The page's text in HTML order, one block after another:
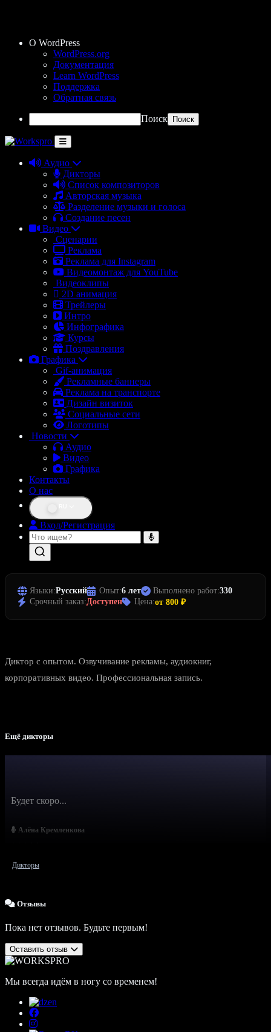
О WordPress
WordPress.org
Документация
Learn WordPress
Поддержка
Обратная связь
Поиск
Аудио
Дикторы
Список композиторов
Авторская музыка
Разделение музыки и голоса
Создание песен
Видео
Сценарии
Реклама
Реклама для Instagram
Видеомонтаж для YouTube
Видеоклипы
2D анимация
Трейлеры
Интро
Инфографика
Курсы
Поздравления
Графика
Gif-анимация
Рекламные баннеры
Реклама на транспорте
Дизайн визиток
Социальные сети
Логотипы
Новости
Аудио
Видео
Графика
Контакты
О нас
Вход/Регистрация
Языки:Русский Опыт:6 лет Выполнено работ:330
Срочный заказ:Доступен Цена:от 800 ₽
Диктор с опытом. Озвучивание рекламы, аудиокниг,
корпоративных видео. Профессиональная запись.
Ещё дикторы
Алёна Кремленкова
Будет скоро...
Дикторы
Отзывы
Пока нет отзывов. Будьте первым!
Оставить отзыв
Мы всегда идём в ногу со временем!